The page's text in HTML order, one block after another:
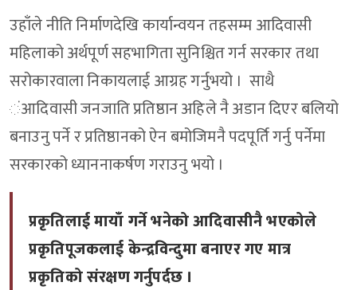
उहाँले नीति निर्माणदेखि कार्यान्वयन तहसम्म आदिवासी
महिलाको अर्थपूर्ण सहभागिता सुनिश्चित गर्न सरकार तथा
सरोकारवाला निकायलाई आग्रह गर्नुभयो । साथै
ंआदिवासी जनजाति प्रतिष्ठान अहिले नै अडान दिएर बलियो
बनाउनु पर्ने र प्रतिष्ठानको ऐन बमोजिमनै पदपूर्ति गर्नु पर्नेमा
सरकारको ध्याननाकर्षण गराउनु भयो ।
प्रकृतिलाई मायाँ गर्ने भनेको आदिवासीनै भएकोले
प्रकृतिपूजकलाई केन्द्रविन्दुमा बनाएर गए मात्र
प्रकृतिको संरक्षण गर्नुपर्दछ ।